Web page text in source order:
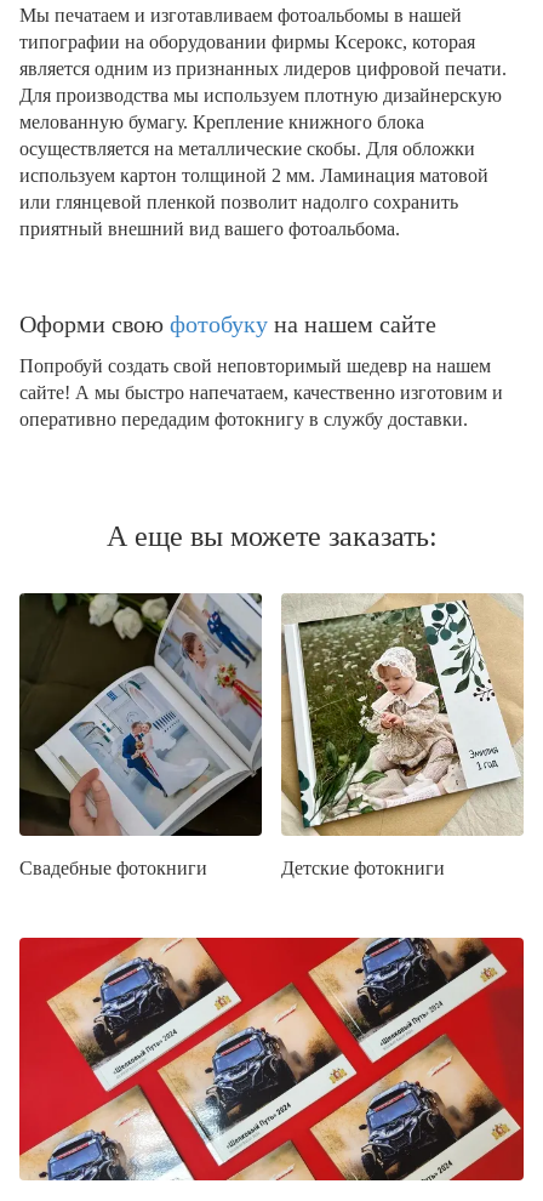
Мы печатаем и изготавливаем фотоальбомы в нашей
типографии на оборудовании фирмы Ксерокс, которая
является одним из признанных лидеров цифровой печати.
Для производства мы используем плотную дизайнерскую
мелованную бумагу. Крепление книжного блока
осуществляется на металлические скобы. Для обложки
используем картон толщиной 2 мм. Ламинация матовой
или глянцевой пленкой позволит надолго сохранить
приятный внешний вид вашего фотоальбома.
Оформи свою фотобуку на нашем сайте
Попробуй создать свой неповторимый шедевр на нашем
сайте! А мы быстро напечатаем, качественно изготовим и
оперативно передадим фотокнигу в службу доставки.
А еще вы можете заказать:
Свадебные фотокниги Детские фотокниги